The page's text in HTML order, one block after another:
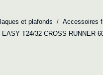
et plafonds / Accessoires
EASY T24/32 CROSS RUNNER